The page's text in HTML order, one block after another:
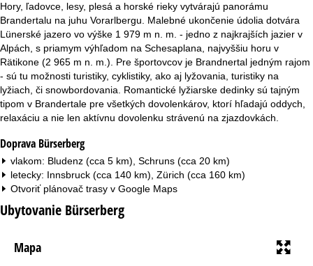
a
Hory, ľadovce, lesy, plesá a horské rieky vytvárajú panorámu
Brandertalu na juhu Vorarlbergu. Malebné ukončenie údolia dotvára
Lünerské jazero vo výške 1 979 m n. m. - jedno z najkrajších jazier v
Alpách, s priamym výhľadom na Schesaplana, najvyššiu horu v
Rätikone (2 965 m n. m.). Pre športovcov je Brandnertal jedným rajom
- sú tu možnosti turistiky, cyklistiky, ako aj lyžovania, turistiky na
lyžiach, či snowbordovania. Romantické lyžiarske dedinky sú tajným
tipom v Brandertale pre všetkých dovolenkárov, ktorí hľadajú oddych,
relaxáciu a nie len aktívnu dovolenku strávenú na zjazdovkách.
Doprava Bürserberg
vlakom: Bludenz (cca 5 km), Schruns (cca 20 km)
letecky: Innsbruck (cca 140 km), Zürich (cca 160 km)
Otvoriť plánovač trasy v Google Maps
Ubytovanie Bürserberg
Mapa